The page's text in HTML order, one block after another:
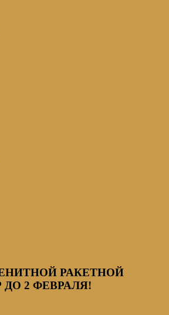
РАКЕТНОЙ
ДО 2 ФЕВРАЛЯ!